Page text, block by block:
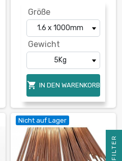
Größe
Gewicht
 IN DEN WARENKORB
Nicht auf Lager
R